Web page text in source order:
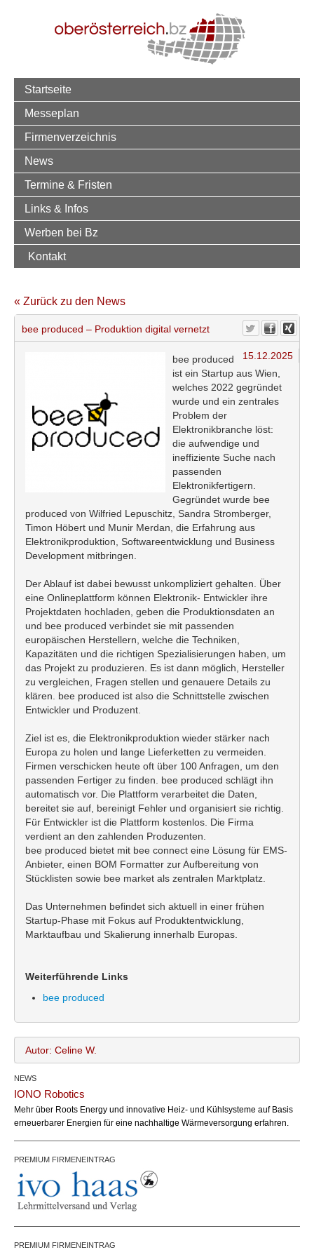
Startseite
Messeplan
Firmenverzeichnis
News
Termine & Fristen
Links & Infos
Werben bei Bz
Kontakt
« Zurück zu den News
bee produced – Produktion digital vernetzt
15.12.2025
bee produced
ist ein Startup aus Wien,
welches 2022 gegründet
wurde und ein zentrales
Problem der
Elektronikbranche löst:
die aufwendige und
ineffiziente Suche nach
passenden
Elektronikfertigern.
Gegründet wurde bee
produced von Wilfried Lepuschitz , Sandra Stromberger,
Timon Höbert und Munir Merdan , die Erfahrung aus
Elektronikproduktion, Softwareentwicklung und Business
Development mitbringen.
Der Ablauf ist dabei bewusst unkompliziert gehalten. Über
eine Onlineplattform können Elektronik- Entwickler ihre
Projektdaten hochladen, geben die Produktionsdaten an
und bee produced verbindet sie mit passenden
europäischen Herstellern, welche die Techniken,
Kapazitäten und die richtigen Spezialisierungen haben, um
das Projekt zu produzieren. Es ist dann möglich, Hersteller
zu vergleichen, Fragen stellen und genauere Details zu
klären. bee produced ist also die Schnittstelle zwischen
Entwickler und Produzent.
Ziel ist es, die Elektronikproduktion wieder stärker nach
Europa zu holen und lange Lieferketten zu vermeiden.
Firmen verschicken heute oft über 100 Anfragen, um den
passenden Fertiger zu finden. bee produced schlägt ihn
automatisch vor. Die Plattform verarbeitet die Daten,
bereitet sie auf, bereinigt Fehler und organisiert sie richtig.
Für Entwickler ist die Plattform kostenlos. Die Firma
verdient an den zahlenden Produzenten.
bee produced bietet mit bee connect eine Lösung für EMS-
Anbieter, einen BOM Formatter zur Aufbereitung von
Stücklisten sowie bee market als zentralen Marktplatz.
Das Unternehmen befindet sich aktuell in einer frühen
Startup-Phase mit Fokus auf Produktentwicklung,
Marktaufbau und Skalierung innerhalb Europas.
Weiterführende Links
bee produced
Autor: Celine W.
NEWS
IONO Robotics
Mehr über Roots Energy und innovative Heiz- und Kühlsysteme auf Basis
erneuerbarer Energien für eine nachhaltige Wärmeversorgung erfahren.
PREMIUM FIRMENEINTRAG
PREMIUM FIRMENEINTRAG